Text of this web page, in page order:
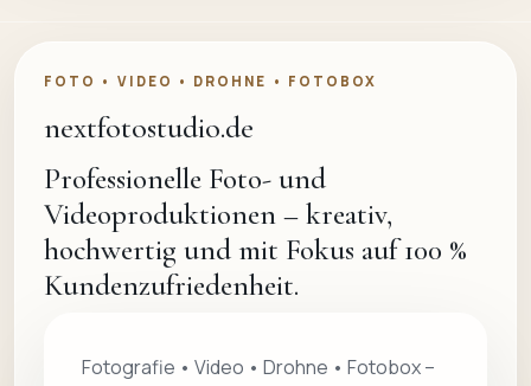
FOTO • VIDEO • DROHNE • FOTOBOX
nextfotostudio.de
Professionelle Foto- und
Videoproduktionen – kreativ,
hochwertig und mit Fokus auf 100 %
Kundenzufriedenheit.
Fotografie • Video • Drohne • Fotobox –